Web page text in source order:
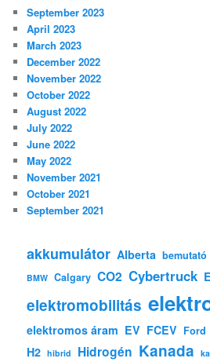
September 2023
April 2023
March 2023
December 2022
November 2022
October 2022
August 2022
July 2022
June 2022
May 2022
November 2021
October 2021
September 2021
akkumulátor Alberta bemutató
BMW Calgary CO2 Cybertruck
elektromobilitás
elektromos áram EV FCEV Ford
H2 hibrid Hidrogén Kanada